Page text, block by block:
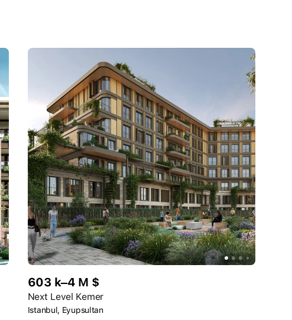
603 k–4 M $
Next Level Kemer
Istanbul, Eyupsultan